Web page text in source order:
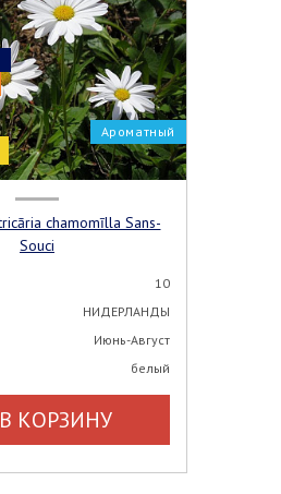
Ароматный
Souci
10
НИДЕРЛАНДЫ
Июнь-Август
белый
В КОРЗИНУ